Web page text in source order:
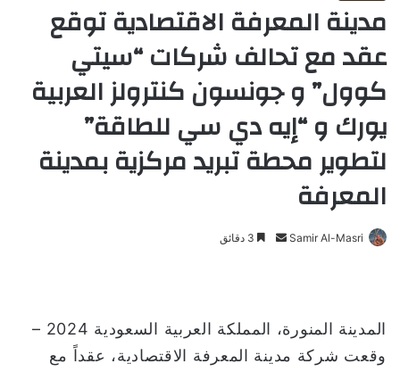
مدينة المعرفة الاقتصادية توقع
عقد مع تحالف شركات “سيتي
كوول” و جونسون كنترولز العربية
يورك و “إيه دي سي للطاقة”
لتطوير محطة تبريد مركزية بمدينة
المعرفة
Samir Al-Masri
المدينة المنورة، المملكة العربية السعودية 2024 –
وقعت شركة مدينة المعرفة الاقتصادية، عقداً مع